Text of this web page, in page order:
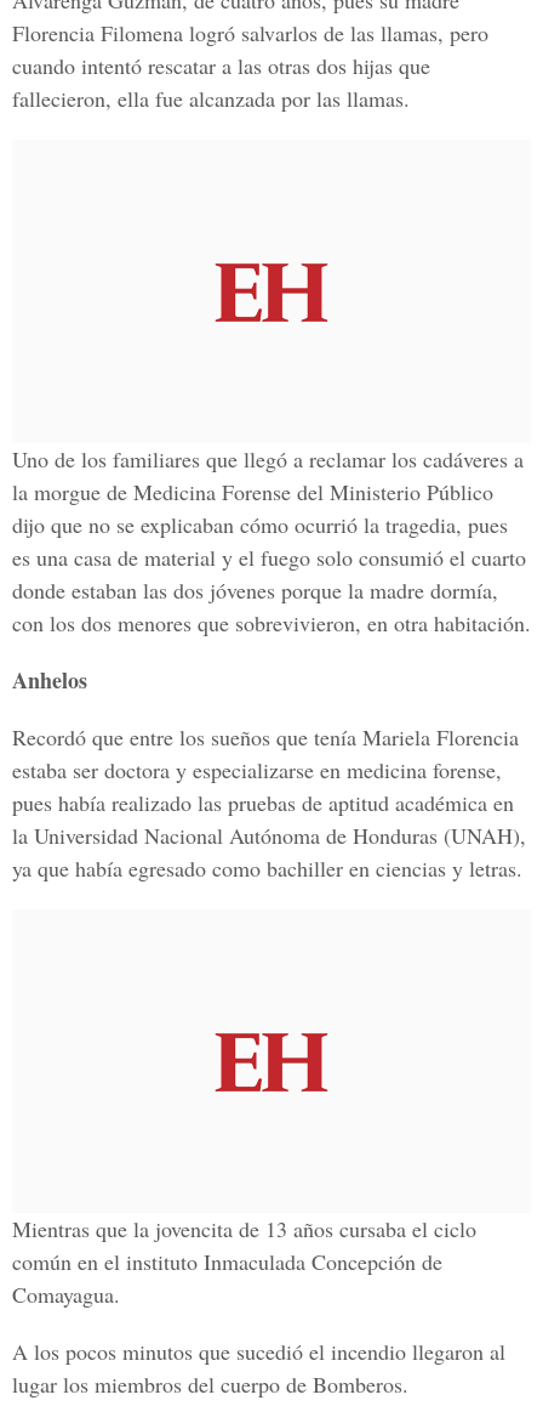
Florencia Filomena logró salvarlos de las llamas, pero
cuando intentó rescatar a las otras dos hijas que
fallecieron, ella fue alcanzada por las llamas.
Uno de los familiares que llegó a reclamar los cadáveres a
la morgue de Medicina Forense del Ministerio Público
dijo que no se explicaban cómo ocurrió la tragedia, pues
es una casa de material y el fuego solo consumió el cuarto
donde estaban las dos jóvenes porque la madre dormía,
con los dos menores que sobrevivieron, en otra habitación.
Anhelos
Recordó que entre los sueños que tenía Mariela Florencia
estaba ser doctora y especializarse en medicina forense,
pues había realizado las pruebas de aptitud académica en
la Universidad Nacional Autónoma de Honduras (UNAH),
ya que había egresado como bachiller en ciencias y letras.
Mientras que la jovencita de 13 años cursaba el ciclo
común en el instituto Inmaculada Concepción de
Comayagua.
A los pocos minutos que sucedió el incendio llegaron al
lugar los miembros del cuerpo de Bomberos.